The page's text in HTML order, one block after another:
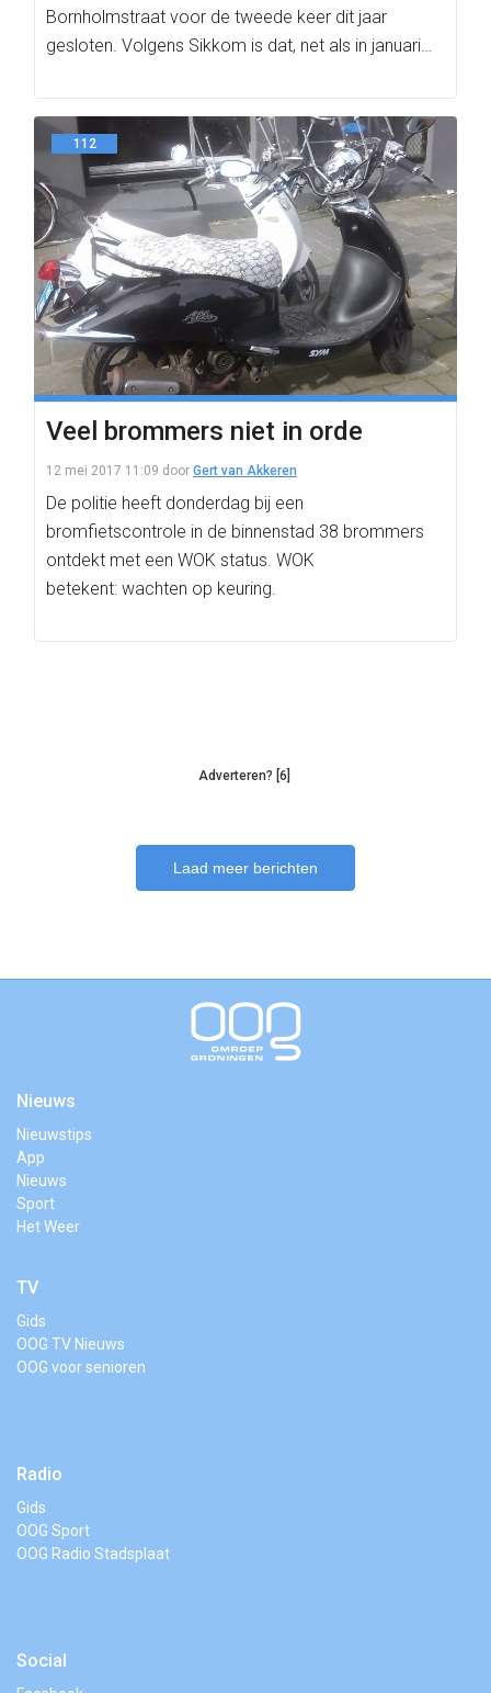
Bornholmstraat voor de tweede keer dit jaar
gesloten. Volgens Sikkom is dat, net als in januari…
112
Veel brommers niet in orde
12 mei 2017 11:09 door Gert van Akkeren
De politie heeft donderdag bij een
bromfietscontrole in de binnenstad 38 brommers
ontdekt met een WOK status. WOK
betekent: wachten op keuring.
Adverteren? [6]
Laad meer berichten
Nieuws
Nieuwstips
App
Nieuws
Sport
Het Weer
TV
Gids
OOG TV Nieuws
OOG voor senioren
Radio
Gids
OOG Sport
OOG Radio Stadsplaat
Social